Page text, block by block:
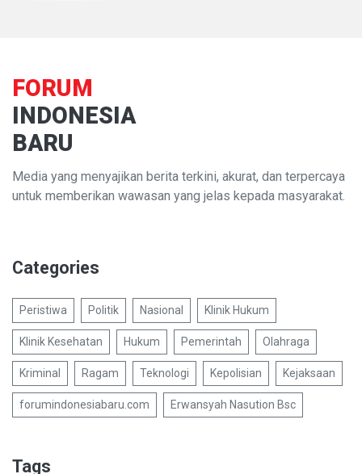
FORUM
INDONESIA
BARU
Media yang menyajikan berita terkini, akurat, dan terpercaya
untuk memberikan wawasan yang jelas kepada masyarakat.
Categories
Peristiwa Politik Nasional Klinik Hukum
Klinik Kesehatan Hukum Pemerintah Olahraga
Kriminal Ragam Teknologi Kepolisian Kejaksaan
forumindonesiabaru.com Erwansyah Nasution Bsc
Tags